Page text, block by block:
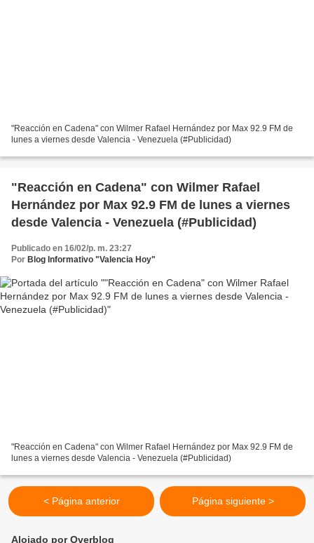
"Reacción en Cadena" con Wilmer Rafael Hernández por Max 92.9 FM de
lunes a viernes desde Valencia - Venezuela (#Publicidad)
"Reacción en Cadena" con Wilmer Rafael
Hernández por Max 92.9 FM de lunes a viernes
desde Valencia - Venezuela (#Publicidad)
Publicado en 16/02/p. m. 23:27
Por Blog Informativo "Valencia Hoy"
"Reacción en Cadena" con Wilmer Rafael Hernández por Max 92.9 FM de
lunes a viernes desde Valencia - Venezuela (#Publicidad)
< Página anterior Página siguiente >
Alojado por Overblog